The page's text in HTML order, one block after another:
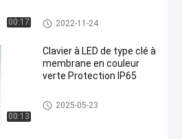
00:17
Clavier numérique de membra
ne de LED
2022-11-24
00:13
Clavier à LED de type clé à
membrane en couleur
verte Protection IP65
Clavier numérique de membra
ne de LED
2025-05-23